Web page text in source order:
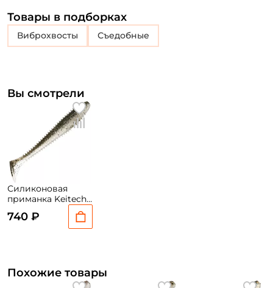
Товары в подборках
Виброхвосты съедобные
Вы смотрели
Силиконовая
приманка Keitech
Swing Impact Fat
2.8 7см. вес: 3,5гр.
740 ₽
Похожие товары